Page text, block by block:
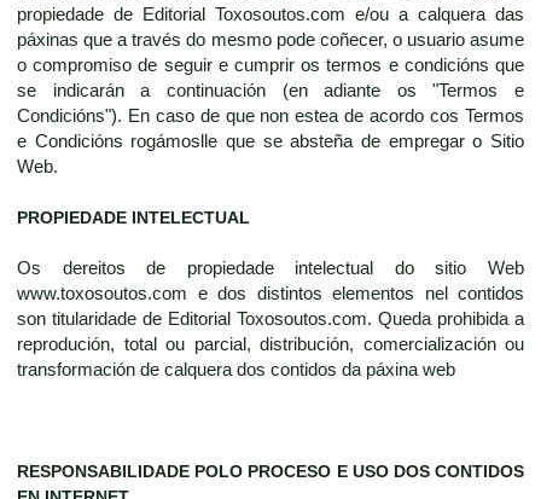
propiedade de Editorial Toxosoutos.com e/ou a calquera das
páxinas que a través do mesmo pode coñecer, o usuario asume
o compromiso de seguir e cumprir os termos e condicións que
se indicarán a continuación (en adiante os "Termos e
Condicións"). En caso de que non estea de acordo cos Termos
e Condicións rogámoslle que se absteña de empregar o Sitio
Web.
PROPIEDADE INTELECTUAL
Os dereitos de propiedade intelectual do sitio Web
www.toxosoutos.com e dos distintos elementos nel contidos
son titularidade de Editorial Toxosoutos.com. Queda prohibida a
reprodución, total ou parcial, distribución, comercialización ou
transformación de calquera dos contidos da páxina web
RESPONSABILIDADE POLO PROCESO E USO DOS CONTIDOS